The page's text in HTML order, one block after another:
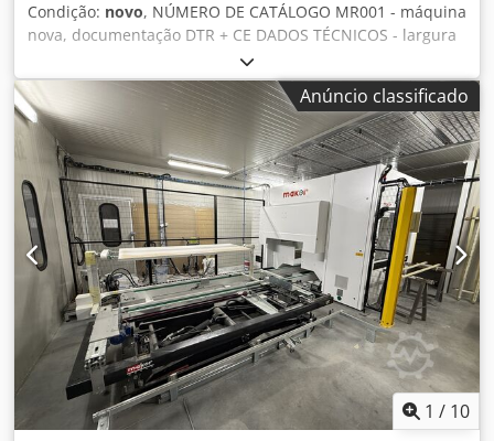
Condição: novo, NÚMERO DE CATÁLOGO MR001 - máquina
nova, documentação DTR + CE DADOS TÉCNICOS - largura
útil: 2000 mm - largura frontal: 2500 mm - profundidade:
850 mm - altura: 1700/1950 mm - capacidade máxima:
7000 m³/h - potência do ventilador: 1,5 kW - rotações: 2850
rpm - parâmetros elétricos: 400V-50Hz Csdpsx Uz Rmefx
Amberf - diâmetro do tubo de saída - quadrado: 540x540
mm - pré-filtro de cartão - filtros "Paint-stop" - nível de
ruído: cerca de 78 dB - dimensões CxLxA: 2500x850x2200
mm - peso: cerca de 250 kg Preço líquido: 14.100 PLN Preço
líquido: 3.350 EUR conforme taxa de câmbio 4,20 EUR (Os
preços podem variar em caso de grandes oscilações
cambiais)
Anúncio classificado
1 / 10